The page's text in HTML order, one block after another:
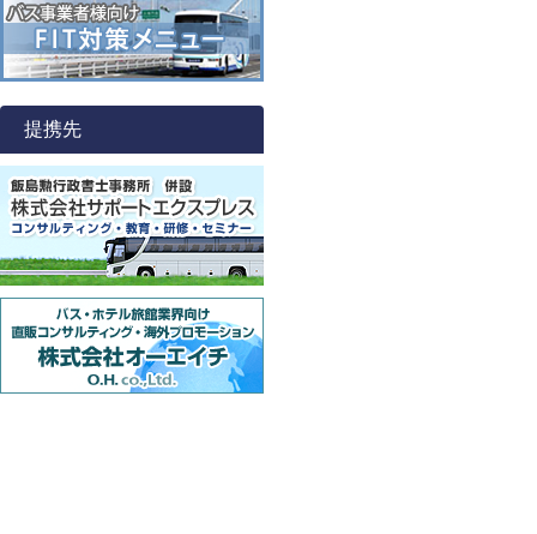
提携先